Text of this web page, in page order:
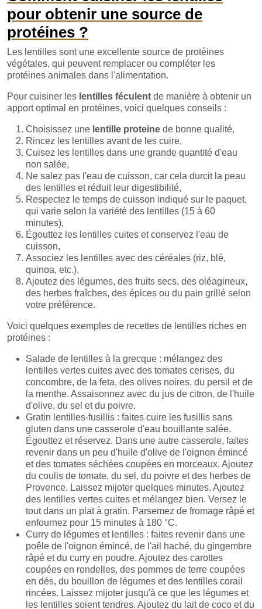
pour obtenir une source de
protéines ?
Les lentilles sont une excellente source de protéines
végétales, qui peuvent remplacer ou compléter les
protéines animales dans l'alimentation.
Pour cuisiner les lentilles féculent de manière à obtenir un
apport optimal en protéines, voici quelques conseils :
Choisissez une lentille proteine de bonne qualité,
Rincez les lentilles avant de les cuire,
Cuisez les lentilles dans une grande quantité d'eau
non salée,
Ne salez pas l'eau de cuisson, car cela durcit la peau
des lentilles et réduit leur digestibilité,
Respectez le temps de cuisson indiqué sur le paquet,
qui varie selon la variété des lentilles (15 à 60
minutes),
Égouttez les lentilles cuites et conservez l'eau de
cuisson,
Associez les lentilles avec des céréales (riz, blé,
quinoa, etc.),
Ajoutez des légumes, des fruits secs, des oléagineux,
des herbes fraîches, des épices ou du pain grillé selon
votre préférence.
Voici quelques exemples de recettes de lentilles riches en
protéines :
Salade de lentilles à la grecque : mélangez des
lentilles vertes cuites avec des tomates cerises, du
concombre, de la feta, des olives noires, du persil et de
la menthe. Assaisonnez avec du jus de citron, de l'huile
d'olive, du sel et du poivre.
Gratin lentilles-fusillis : faites cuire les fusillis sans
gluten dans une casserole d'eau bouillante salée.
Égouttez et réservez. Dans une autre casserole, faites
revenir dans un peu d'huile d'olive de l'oignon émincé
et des tomates séchées coupées en morceaux. Ajoutez
du coulis de tomate, du sel, du poivre et des herbes de
Provence. Laissez mijoter quelques minutes. Ajoutez
des lentilles vertes cuites et mélangez bien. Versez le
tout dans un plat à gratin. Parsemez de fromage râpé et
enfournez pour 15 minutes à 180 °C.
Curry de légumes et lentilles : faites revenir dans une
poêle de l'oignon émincé, de l'ail haché, du gingembre
râpé et du curry en poudre. Ajoutez des carottes
coupées en rondelles, des pommes de terre coupées
en dés, du bouillon de légumes et des lentilles corail
rincées. Laissez mijoter jusqu'à ce que les légumes et
les lentilles soient tendres. Ajoutez du lait de coco et du